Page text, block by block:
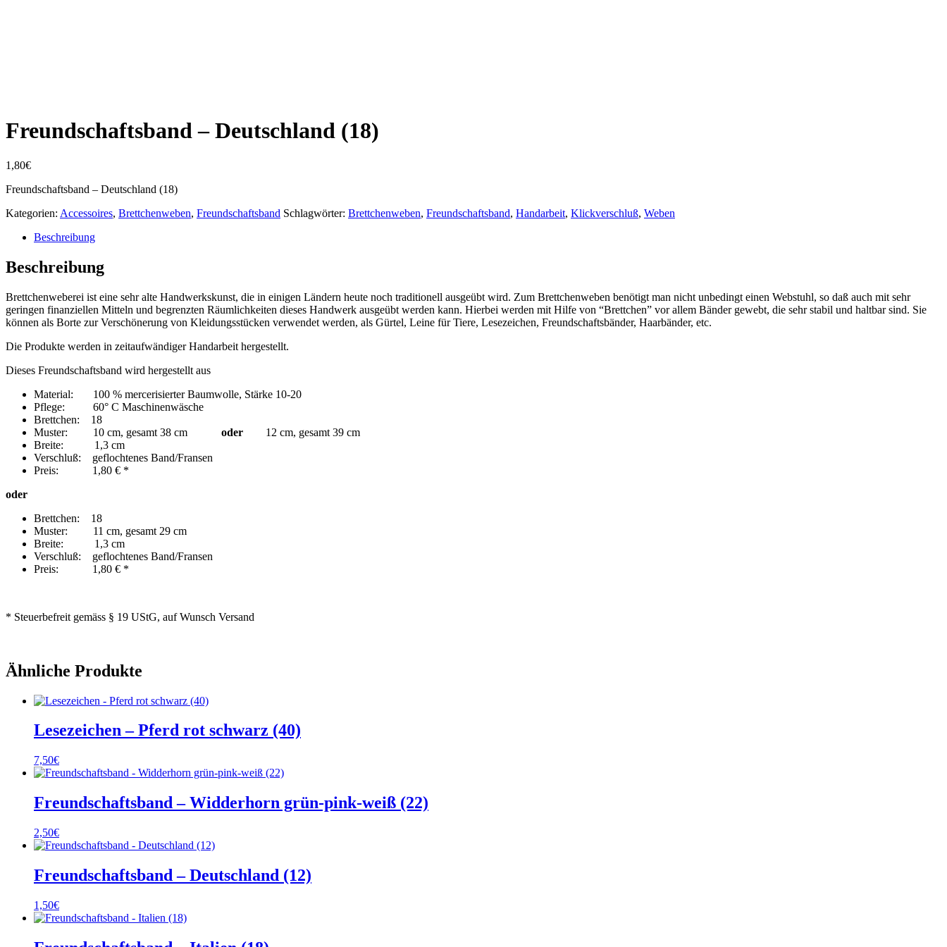
Freundschaftsband – Deutschland (18)
1,80€
Freundschaftsband – Deutschland (18)
Kategorien: Accessoires, Brettchenweben, Freundschaftsband Schlagwörter: Brettchenweben, Freundschaftsband, Handarbeit, Klickverschluß, Weben
Beschreibung
Beschreibung
Brettchenweberei ist eine sehr alte Handwerkskunst, die in einigen Ländern heute noch traditionell ausgeübt wird. Zum Brettchenweben benötigt man nicht unbedingt einen Webstuhl, so daß auch mit sehr
geringen finanziellen Mitteln und begrenzten Räumlichkeiten dieses Handwerk ausgeübt werden kann. Hierbei werden mit Hilfe von “Brettchen” vor allem Bänder gewebt, die sehr stabil und haltbar sind. Sie
können als Borte zur Verschönerung von Kleidungsstücken verwendet werden, als Gürtel, Leine für Tiere, Lesezeichen, Freundschaftsbänder, Haarbänder, etc.
Die Produkte werden in zeitaufwändiger Handarbeit hergestellt.
Dieses Freundschaftsband wird hergestellt aus
Material: 100 % mercerisierter Baumwolle, Stärke 10-20
Pflege: 60° C Maschinenwäsche
Brettchen: 18
Muster: 10 cm, gesamt 38 cm oder
12 cm, gesamt 39 cm
Breite: 1,3 cm
Verschluß: geflochtenes Band/Fransen
Preis: 1,80 € *
oder
Brettchen: 18
Muster: 11 cm, gesamt 29 cm
Breite: 1,3 cm
Verschluß: geflochtenes Band/Fransen
Preis: 1,80 € *
* Steuerbefreit gemäss § 19 UStG, auf Wunsch Versand
Ähnliche Produkte
Lesezeichen – Pferd rot schwarz (40)
7,50€
Freundschaftsband – Widderhorn grün-pink-weiß (22)
2,50€
Freundschaftsband – Deutschland (12)
1,50€